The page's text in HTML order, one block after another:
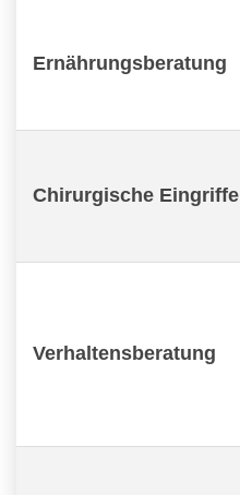
Ernährungsberatung
Chirurgische Eingriffe
Verhaltensberatung